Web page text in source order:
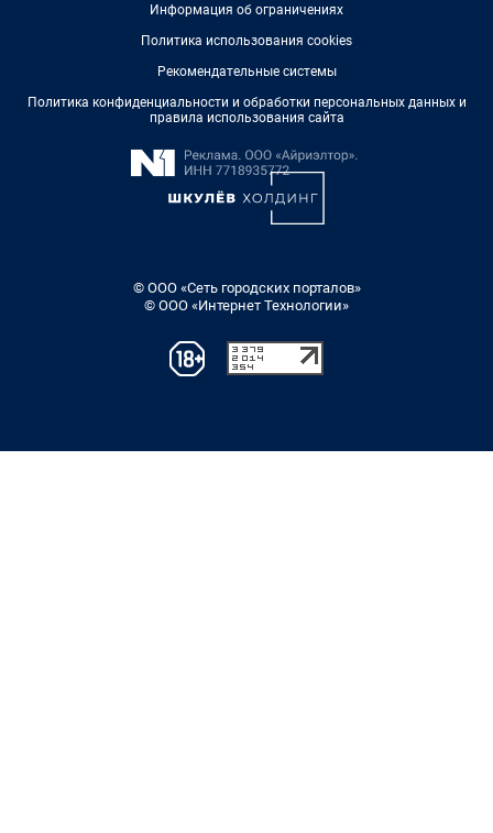
Информация об ограничениях
Политика использования cookies
Рекомендательные системы
Политика конфиденциальности и обработки персональных данных и
правила использования сайта
© ООО «Сеть городских порталов»
© ООО «Интернет Технологии»